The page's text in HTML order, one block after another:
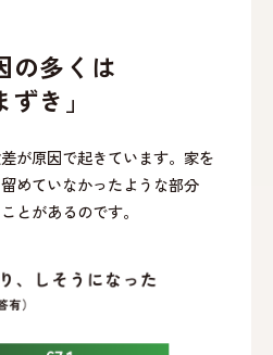
の多くは
き」
が原因で起きています。家を
めていなかったような部分
とがあるのです。